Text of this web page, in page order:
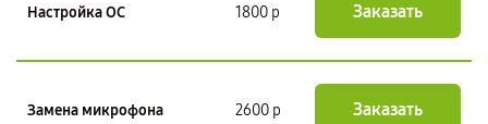
Настройка ОС 1800 р Заказать
Замена микрофона 2600 р Заказать